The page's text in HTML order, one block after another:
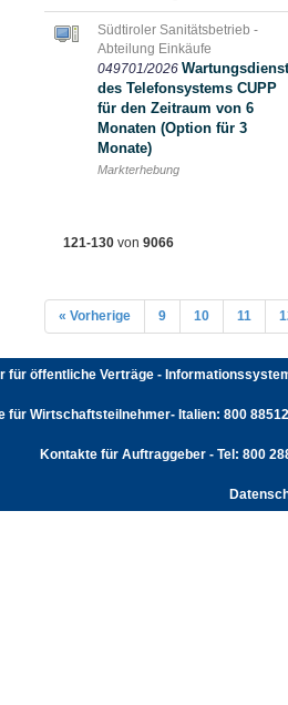
Südtiroler Sanitätsbetrieb -
Abteilung Einkäufe
049701/2026 Wartungsdienst
des Telefonsystems CUPP
für den Zeitraum von 6
Monaten (Option für 3
Monate)
Markterhebung
121-130 von 9066
« Vorherige 9 10 11
für öffentliche Verträge -
für Wirtschaftsteilnehmer- Italien: 800
Kontakte für Auftraggeber - Tel: 800